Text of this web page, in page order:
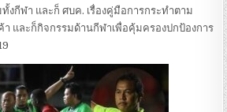
ทั้งกีฬา และก็ ศบค. เรื่องคู่มือการกระทำตาม
และก็กิจกรรมด้านกีฬาเพื่อคุ้มครองปกป้องการ